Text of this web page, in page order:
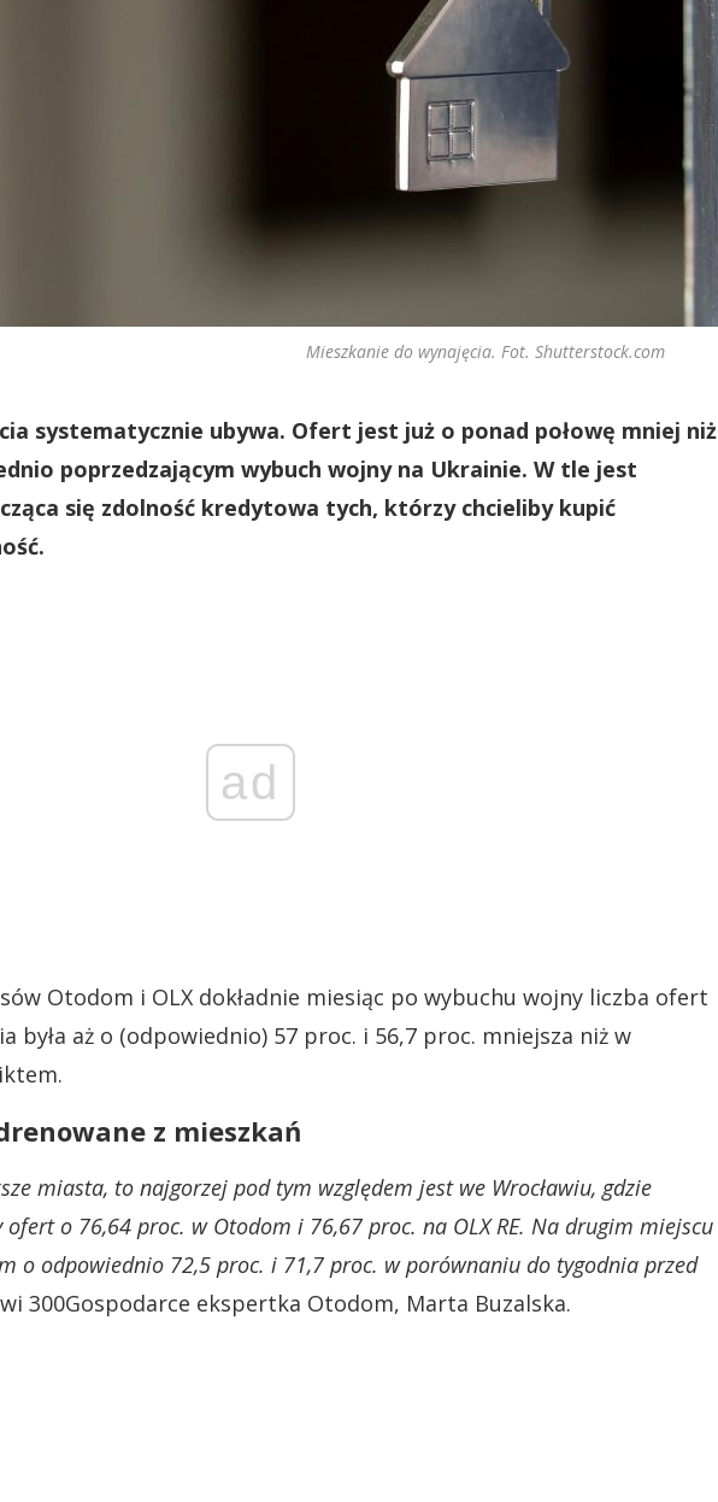
Mieszkanie do wynajęcia. Fot. Shutterstock.com
systematycznie ubywa. Ofert jest już o ponad połowę mniej niż
poprzedzającym wybuch wojny na Ukrainie. W tle jest
się zdolność kredytowa tych, którzy chcieliby kupić
ad
Otodom i OLX dokładnie miesiąc po wybuchu wojny liczba ofert
była aż o (odpowiednio) 57 proc. i 56,7 proc. mniejsza niż w
z mieszkań
miasta, to najgorzej pod tym względem jest we Wrocławiu, gdzie
o 76,64 proc. w Otodom i 76,67 proc. na OLX RE. Na drugim miejscu
o odpowiednio 72,5 proc. i 71,7 proc. w porównaniu do tygodnia przed
300Gospodarce ekspertka Otodom, Marta Buzalska.